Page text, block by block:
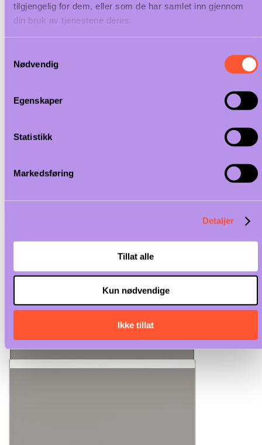
tilgjengelig for dem, eller som de har samlet inn gjennom
din bruk av tjenestene deres.
Nødvendig
Egenskaper
Statistikk
Markedsføring
Detaljer
Tillat alle
Kun nødvendige
Ikke tillat
Vaskeri
Marine
Referanser
Ledig stilling
Ofte stilte spørsmål
Om oss
Tunneloppvask
/
tørkesone u/dør, 400 V, for Tunnelvask med enkel sluttskylling,